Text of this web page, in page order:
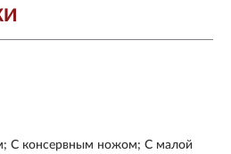
С консервным ножом; С малой